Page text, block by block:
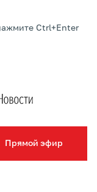
Прямой эфир
Ctrl+Enter